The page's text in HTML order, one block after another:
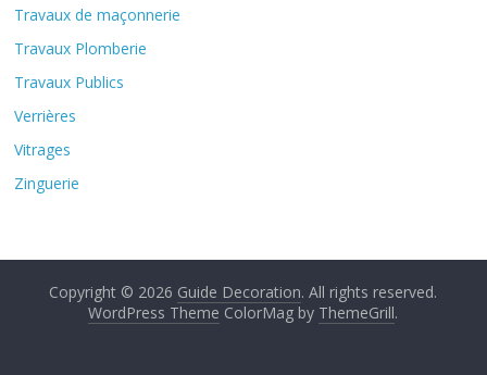
Travaux de maçonnerie
Travaux Plomberie
Travaux Publics
Verrières
Vitrages
Zinguerie
Copyright © 2026 Guide Decoration. All rights reserved.
WordPress Theme ColorMag by ThemeGrill.